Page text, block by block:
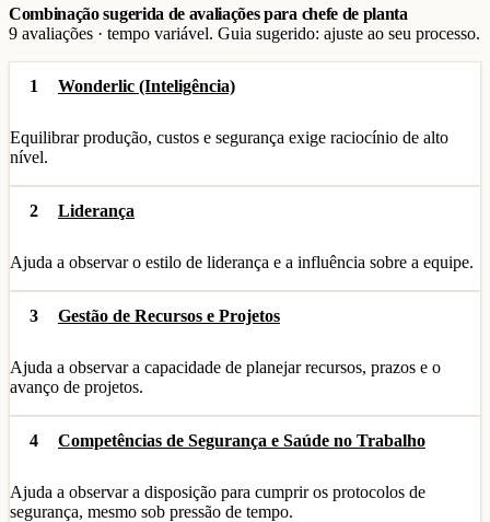
Combinação sugerida de avaliações para chefe de planta
9 avaliações · tempo variável. Guia sugerido: ajuste ao seu processo.
1 Wonderlic (Inteligência)
Equilibrar produção, custos e segurança exige raciocínio de alto
nível.
2 Liderança
Ajuda a observar o estilo de liderança e a influência sobre a equipe.
3 Gestão de Recursos e Projetos
Ajuda a observar a capacidade de planejar recursos, prazos e o
avanço de projetos.
4 Competências de Segurança e Saúde no Trabalho
Ajuda a observar a disposição para cumprir os protocolos de
segurança, mesmo sob pressão de tempo.